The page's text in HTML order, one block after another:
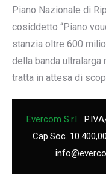
Piano Nazionale di
cosiddetto “Piano
stanzia oltre 600
della banda
tratta in attesa di
Evercom S.r.l.
Cap.Soc.